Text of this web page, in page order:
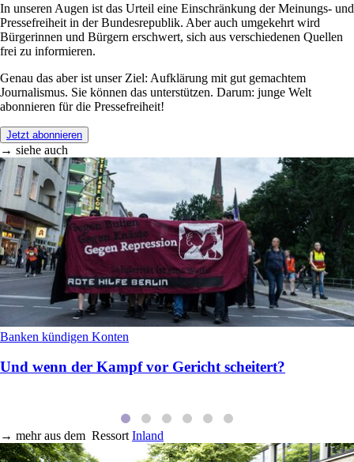
In unseren Augen ist das Urteil eine Einschränkung der Meinungs- und
Pressefreiheit in der Bundesrepublik. Aber auch umgekehrt wird
Bürgerinnen und Bürgern erschwert, sich aus verschiedenen Quellen
frei zu informieren.
Genau das aber ist unser Ziel: Aufklärung mit gut gemachtem
Journalismus. Sie können das unterstützen. Darum: junge Welt
abonnieren für die Pressefreiheit!
Jetzt abonnieren
→ siehe auch
Banken kündigen Konten
Und wenn der Kampf vor Gericht scheitert?
→ mehr aus dem Ressort Inland